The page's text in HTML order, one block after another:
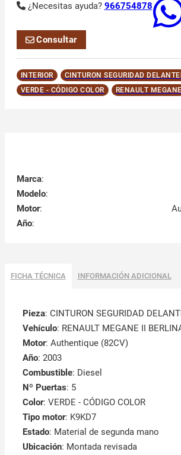
¿Necesitas ayuda? 966754878
Consultar
INTERIOR
CINTURON SEGURIDAD
VERDE - CÓDIGO COLOR
RENAULT MEGANE
Marca:
Modelo:
Motor:
Año:
FICHA TÉCNICA INFORMACIÓN ADICIONAL
Pieza: CINTURON SEGURIDAD
Vehículo: RENAULT MEGANE II
Motor: Authentique (82CV)
Año: 2003
Combustible: Diesel
Nº Puertas: 5
Color: VERDE - CÓDIGO COLOR
Tipo motor: K9KD7
Estado: Material de segunda mano
Ubicación: Montada revisada